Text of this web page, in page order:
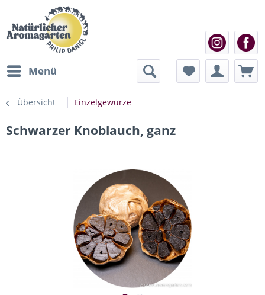
Menü
Übersicht Einzelgewürze
Schwarzer Knoblauch, ganz